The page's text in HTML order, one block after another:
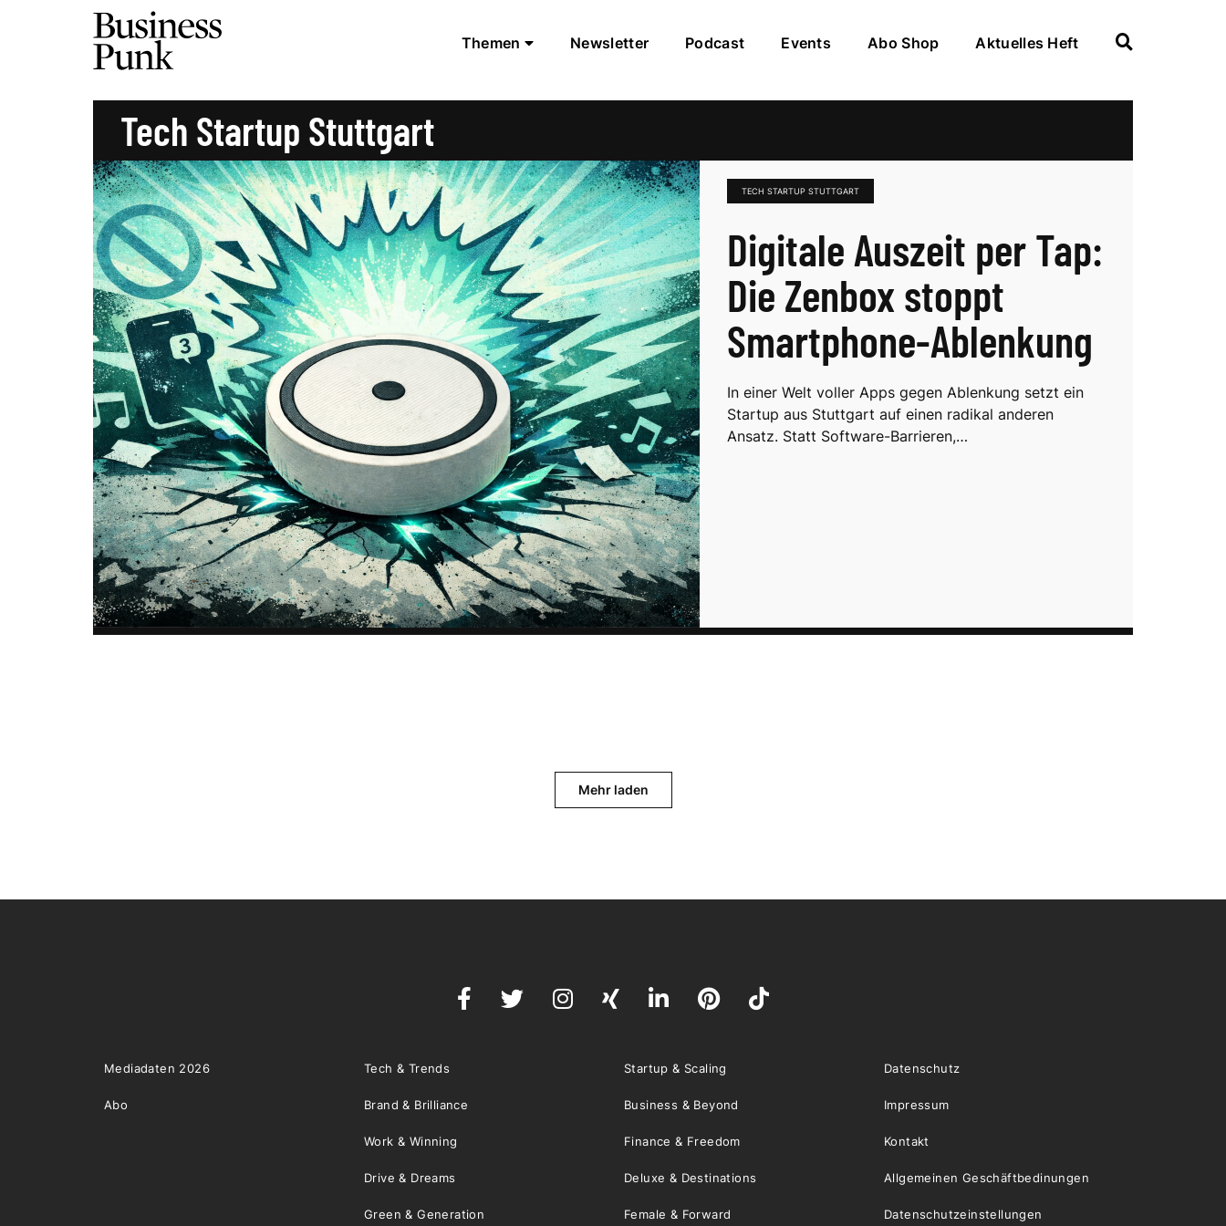
Themen Newsletter Podcast Events Abo Shop Aktuelles Heft
Tech Startup Stuttgart
TECH STARTUP STUTTGART
Digitale Auszeit per Tap:
Die Zenbox stoppt
Smartphone-Ablenkung
In einer Welt voller Apps gegen Ablenkung setzt ein
Startup aus Stuttgart auf einen radikal anderen
Ansatz. Statt Software-Barrieren,…
Mehr laden
Mediadaten 2026
Abo
Tech & Trends Startup & Scaling
Brand & Brilliance Business & Beyond
Work & Winning Finance & Freedom
Drive & Dreams Deluxe & Destinations
Green & Generation Female & Forward
Datenschutz
Impressum
Kontakt
Allgemeinen Geschäftbedinungen
Datenschutzeinstellungen